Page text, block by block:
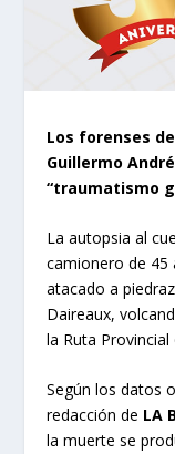
Los forenses
Guillermo
“traumatismo
La autopsia al
camionero de 45
atacado a
Daireaux,
la Ruta Provincial
Según los datos
redacción de LA
la muerte se